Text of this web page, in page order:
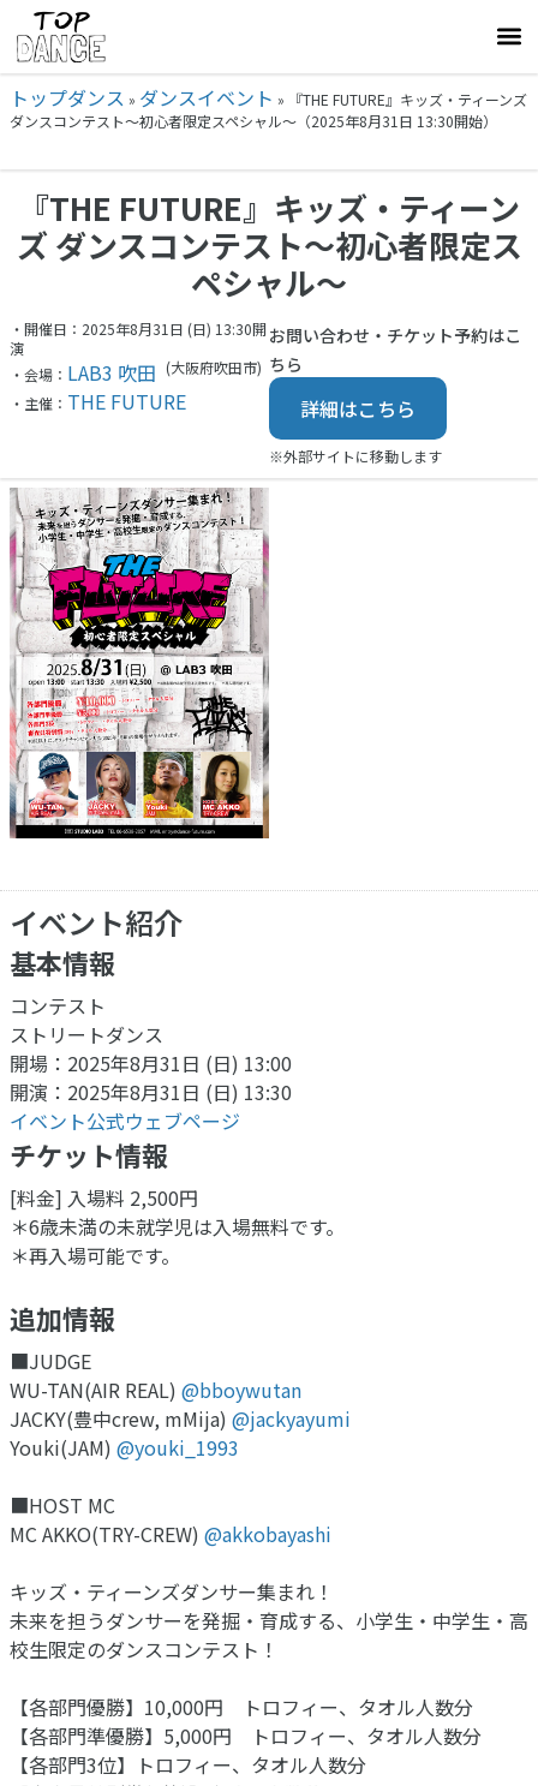
トップダンス » ダンスイベント »
『THE FUTURE』キッズ・ティーンズ
ダンスコンテスト～初心者限定スペシャル～（2025年8月31日 13:30開始）
『THE FUTURE』キッズ・ティーン
ズ ダンスコンテスト～初心者限定ス
ペシャル～
・開催日：2025年8月31日 (日) 13:30開
演
・会場： LAB3 吹田 (大阪府吹田市)
・主催： THE FUTURE
お問い合わせ・チケット予約はこ
ちら
詳細はこちら
※外部サイトに移動します
イベント紹介
基本情報
コンテスト
ストリートダンス
開場：2025年8月31日 (日) 13:00
開演：2025年8月31日 (日) 13:30
イベント公式ウェブページ
チケット情報
[料金] 入場料 2,500円
＊6歳未満の未就学児は入場無料です。
＊再入場可能です。
追加情報
■JUDGE
WU-TAN(AIR REAL) @bboywutan
JACKY(豊中crew, mMija) @jackyayumi
Youki(JAM) @youki_1993
■HOST MC
MC AKKO(TRY-CREW) @akkobayashi
キッズ・ティーンズダンサー集まれ！
未来を担うダンサーを発掘・育成する、小学生・中学生・高
校生限定のダンスコンテスト！
【各部門優勝】10,000円 トロフィー、タオル人数分
【各部門準優勝】5,000円 トロフィー、タオル人数分
【各部門3位】トロフィー、タオル人数分